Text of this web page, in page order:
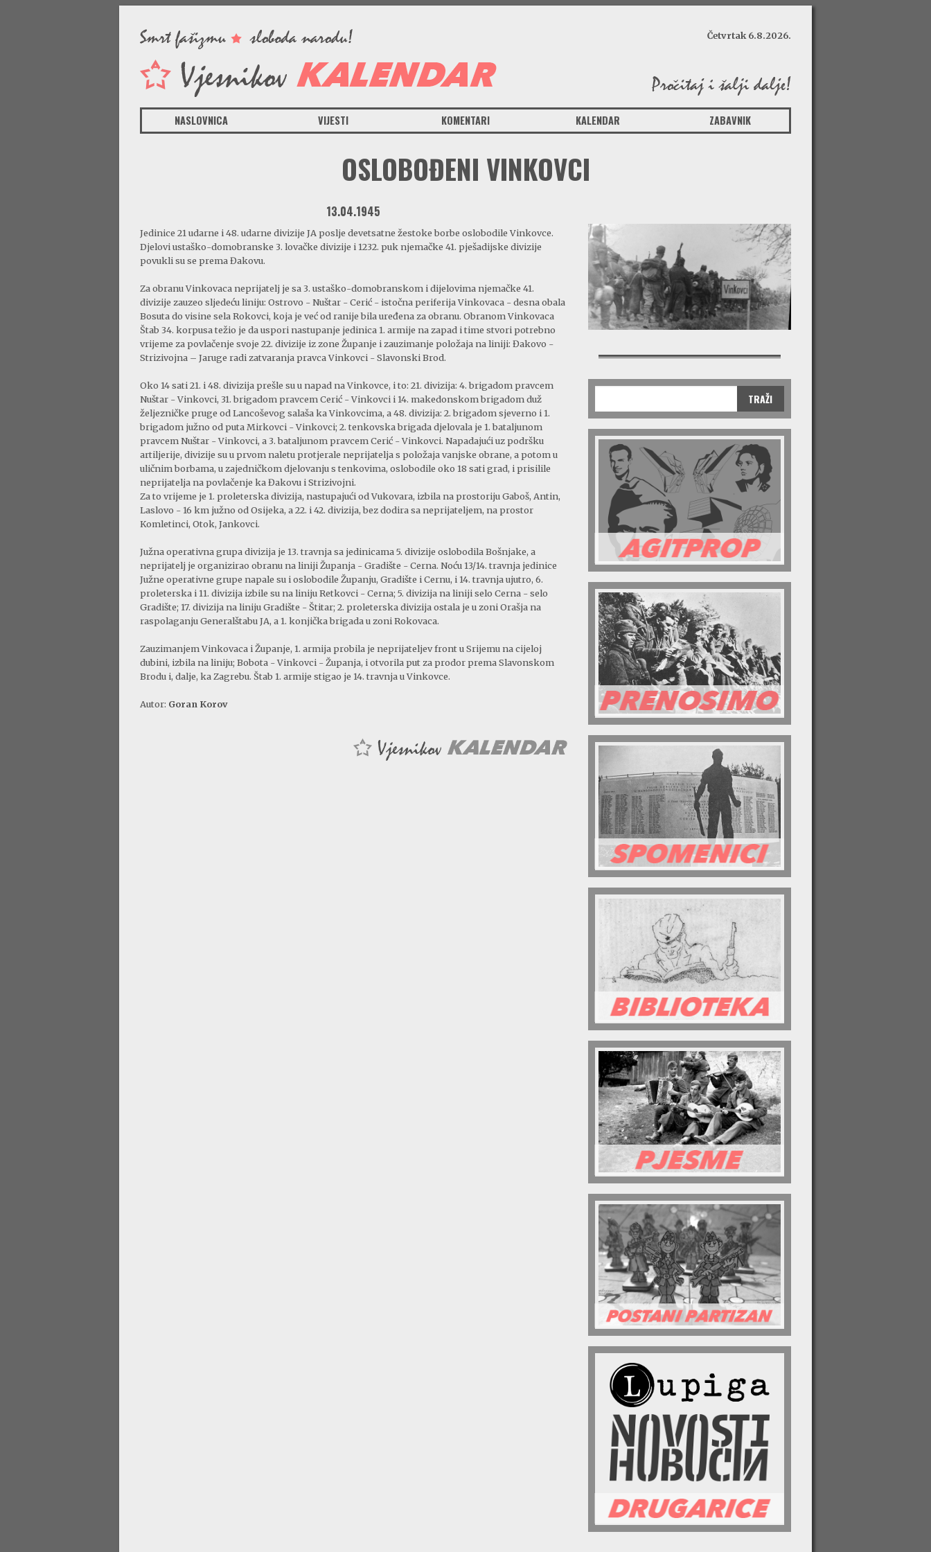
Četvrtak 6.8.2026.
NASLOVNICA VIJESTI KOMENTARI KALENDAR ZABAVNIK
OSLOBOĐENI VINKOVCI
13.04.1945
Jedinice 21 udarne i 48. udarne divizije JA poslje devetsatne žestoke borbe oslobodile Vinkovce.
Djelovi ustaško-domobranske 3. lovačke divizije i 1232. puk njemačke 41. pješadijske divizije
povukli su se prema Đakovu.
Za obranu Vinkovaca neprijatelj je sa 3. ustaško-domobranskom i dijelovima njemačke 41.
divizije zauzeo sljedeću liniju: Ostrovo - Nuštar - Cerić - istočna periferija Vinkovaca - desna obala
Bosuta do visine sela Rokovci, koja je već od ranije bila uređena za obranu. Obranom Vinkovaca
Štab 34. korpusa težio je da uspori nastupanje jedinica 1. armije na zapad i time stvori potrebno
vrijeme za povlačenje svoje 22. divizije iz zone Županje i zauzimanje položaja na liniji: Đakovo -
Strizivojna – Jaruge radi zatvaranja pravca Vinkovci - Slavonski Brod.
Oko 14 sati 21. i 48. divizija prešle su u napad na Vinkovce, i to: 21. divizija: 4. brigadom pravcem
Nuštar - Vinkovci, 31. brigadom pravcem Cerić - Vinkovci i 14. makedonskom brigadom duž
željezničke pruge od Lancoševog salaša ka Vinkovcima, a 48. divizija: 2. brigadom sjeverno i 1.
brigadom južno od puta Mirkovci - Vinkovci; 2. tenkovska brigada djelovala je 1. bataljunom
pravcem Nuštar - Vinkovci, a 3. bataljunom pravcem Cerić - Vinkovci. Napadajući uz podršku
artiljerije, divizije su u prvom naletu protjerale neprijatelja s položaja vanjske obrane, a potom u
uličnim borbama, u zajedničkom djelovanju s tenkovima, oslobodile oko 18 sati grad, i prisilile
neprijatelja na povlačenje ka Đakovu i Strizivojni.
Za to vrijeme je 1. proleterska divizija, nastupajući od Vukovara, izbila na prostoriju Gaboš, Antin,
Laslovo - 16 km južno od Osijeka, a 22. i 42. divizija, bez dodira sa neprijateljem, na prostor
Komletinci, Otok, Jankovci.
Južna operativna grupa divizija je 13. travnja sa jedinicama 5. divizije oslobodila Bošnjake, a
neprijatelj je organizirao obranu na liniji Županja - Gradište - Cerna. Noću 13/14. travnja jedinice
Južne operativne grupe napale su i oslobodile Županju, Gradište i Cernu, i 14. travnja ujutro, 6.
proleterska i 11. divizija izbile su na liniju Retkovci - Cerna; 5. divizija na liniji selo Cerna - selo
Gradište; 17. divizija na liniju Gradište - Štitar; 2. proleterska divizija ostala je u zoni Orašja na
raspolaganju Generalštabu JA, a 1. konjička brigada u zoni Rokovaca.
Zauzimanjem Vinkovaca i Županje, 1. armija probila je neprijateljev front u Srijemu na cijeloj
dubini, izbila na liniju; Bobota - Vinkovci - Županja, i otvorila put za prodor prema Slavonskom
Brodu i, dalje, ka Zagrebu. Štab 1. armije stigao je 14. travnja u Vinkovce.
Autor: Goran Korov